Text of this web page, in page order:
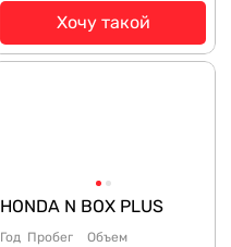
Хочу такой
HONDA N BOX PLUS
Год Пробег Объем